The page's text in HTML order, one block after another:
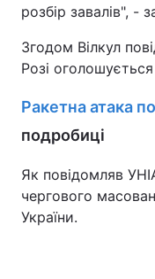
розбір завалів", -
Згодом Вілкул
Розі
Ракетна атака
подробиці
Як повідомляв
чергового
України.